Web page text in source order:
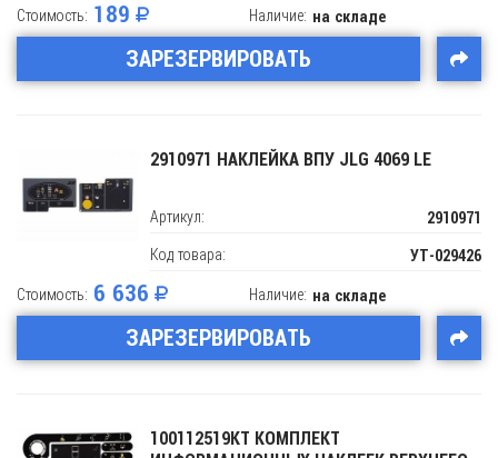
Стоимость: 189
ЗАРЕЗЕРВИРОВАТЬ
Наличие: на складе
2910971 НАКЛЕЙКА ВПУ JLG 4069 LE
Артикул: 2910971
Код товара: УТ-029426
Стоимость: 6 636
ЗАРЕЗЕРВИРОВАТЬ
Наличие: на складе
100112519KT КОМПЛЕКТ